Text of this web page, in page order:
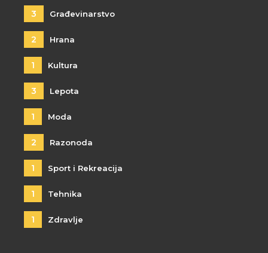
3 Građevinarstvo
2 Hrana
1 Kultura
3 Lepota
1 Moda
2 Razonoda
1 Sport i Rekreacija
1 Tehnika
1 Zdravlje